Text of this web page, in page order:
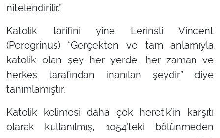
nitelendirilir.”
Katolik tarifini yine Lerinsli Vincent
(Peregrinus) “Gerçekten ve tam anlamıyla
katolik olan şey her yerde, her zaman ve
herkes tarafından inanılan şeydir” diye
tanımlamıştır.
Katolikkelimesi daha çok heretik’in karşıtı
olarak kullanılmış, 1054’teki bölünmeden